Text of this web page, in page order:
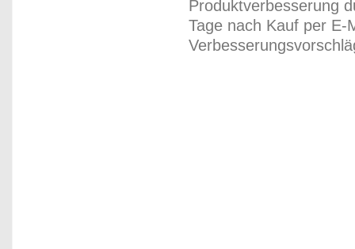
Produktverbesserung
Tage nach Kauf per E-